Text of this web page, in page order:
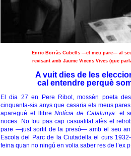
Enric Borràs Cubells —el meu pare— al
revisant amb Jaume Vicens Vives (que
A vuit dies de les
cal entendre perquè
El dia 27 en Pere Ribot, mossèn poeta
cinquanta-sis anys que casaria els meus
aparegué el llibreNotícia de Catalunya: el
noces. No fou pas cap casualitat atès el
pare —just sortit de la presó— amb el seu
Escola del Parc de la Ciutadella el curs
feina quan no ningú en volia saber res de l’ex